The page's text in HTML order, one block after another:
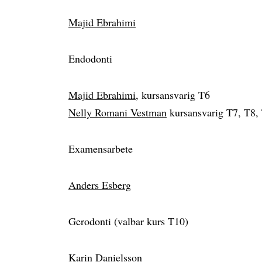
Majid Ebrahimi
Endodonti
Majid Ebrahimi, kursansvarig T6
Nelly Romani Vestman kursansvarig T7, T8,
Examensarbete
Anders Esberg
Gerodonti (valbar kurs T10)
Karin Danielsson